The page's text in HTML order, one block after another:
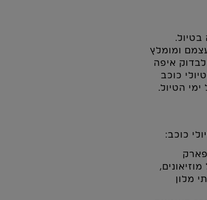
ומומלץ
איפה
כוכב
הטיול.
כוכב:
פארק
מלון